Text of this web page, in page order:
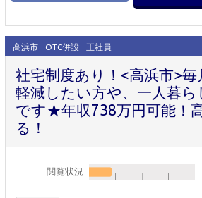
高浜市 OTC併設 正社員
社宅制度あり！<高浜市>毎
軽減したい方や、一人暮ら
です★年収738万円可能！
る！
閲覧状況